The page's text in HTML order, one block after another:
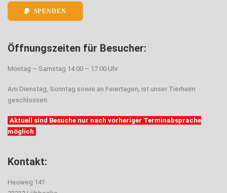
SPENDEN
Öffnungszeiten für Besucher:
Montag – Samstag 14.00 – 17.00 Uhr
Am Dienstag, Sonntag sowie an Feiertagen, ist unser Tierheim
geschlossen.
Aktuell sind Besuche nur nach vorheriger Terminabsprache
möglich
Kontakt:
Heuweg 141